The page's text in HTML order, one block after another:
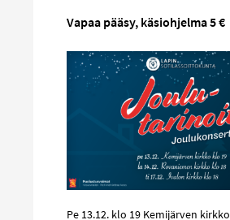
Vapaa pääsy, käsiohjelma 5 €
Pe 13.12. klo 19 Kemijärven kirkko